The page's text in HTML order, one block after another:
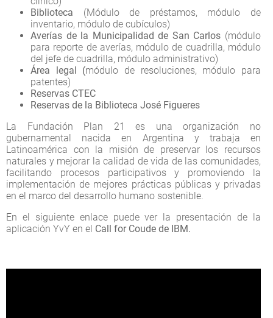
Biblioteca (Módulo de préstamos, módulo de
inventario, módulo de cubículos)
Averías de la Municipalidad de San Carlos (módulo
para reporte de averías, módulo de cuadrilla, módulo
del jefe de cuadrilla, módulo administrativo)
Área legal (módulo de resoluciones, módulo para
patentes)
Reservas CTEC
Reservas de la Biblioteca José Figueres
La Fundación Plan 21 es una organización no
gubernamental nacida en Argentina y trabaja en
Latinoamérica con la misión de preservar los recursos
naturales y mejorar la calidad de vida de las comunidades,
facilitando procesos participativos y promoviendo la
implementación de mejores prácticas públicas y privadas
en el marco del desarrollo humano sostenible.
En el siguiente enlace puede ver la presentación de la
aplicación YvY en el Call for Coude de IBM.